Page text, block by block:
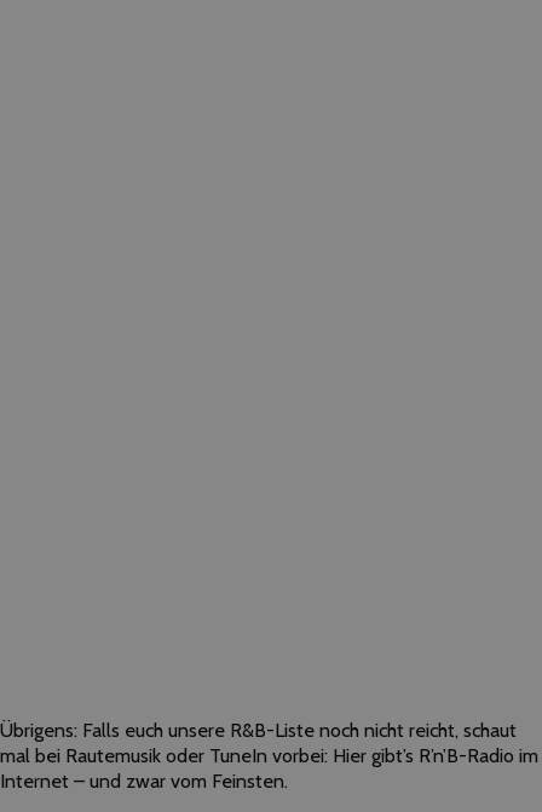
Übrigens: Falls euch unsere R&B-Liste noch nicht reicht, schaut
mal bei Rautemusik oder TuneIn vorbei: Hier gibt’s R’n’B-Radio im
Internet – und zwar vom Feinsten.